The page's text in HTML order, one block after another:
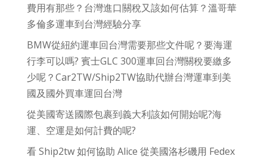
費用有那些？台灣進口關稅又該如何估算？溫哥華
多倫多運車到台灣經驗分享
BMW從紐約運車回台灣需要那些文件呢？要海運
行李可以嗎? 賓士GLC 300運車回台灣關稅要繳多
少呢？Car2TW/Ship2TW協助代辦台灣運車到美
國及國外買車運回台灣
從美國寄送國際包裹到義大利該如何開始呢?海
運、空運是如何計費的呢?
看 Ship2tw 如何協助 Alice 從美國洛杉磯用 Fedex